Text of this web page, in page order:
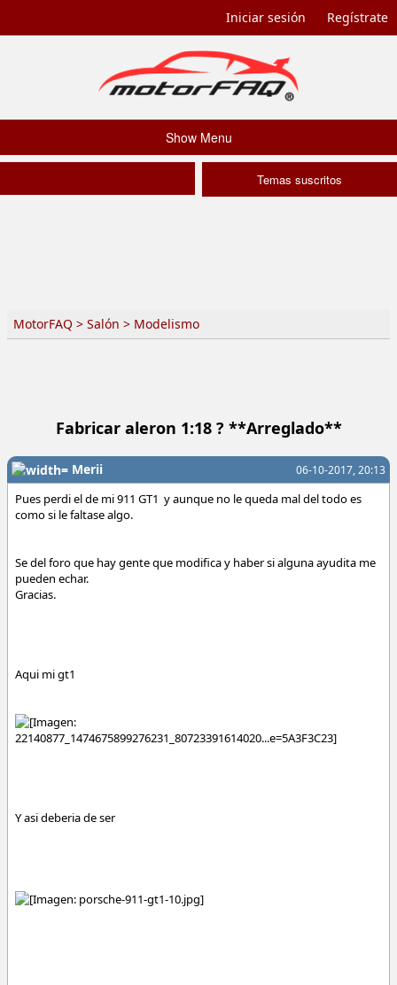
Iniciar sesión Regístrate
Show Menu
Temas suscritos
MotorFAQ > Salón > Modelismo
Fabricar aleron 1:18 ? **Arreglado**
06-10-2017, 20:13
Merii
Pues perdi el de mi 911 GT1 y aunque no le queda mal del todo es
como si le faltase algo.
Se del foro que hay gente que modifica y haber si alguna ayudita me
pueden echar.
Gracias.
Aqui mi gt1
Y asi deberia de ser